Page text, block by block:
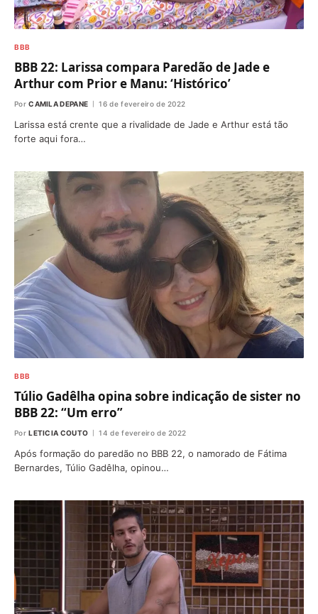
BBB
BBB 22: Larissa compara Paredão de Jade e
Arthur com Prior e Manu: ‘Histórico’
Por CAMILA DEPANE 16 de fevereiro de 2022
Larissa está crente que a rivalidade de Jade e Arthur está tão
forte aqui fora…
BBB
Túlio Gadêlha opina sobre indicação de sister no
BBB 22: “Um erro”
Por LETICIA COUTO 14 de fevereiro de 2022
Após formação do paredão no BBB 22, o namorado de Fátima
Bernardes, Túlio Gadêlha, opinou…